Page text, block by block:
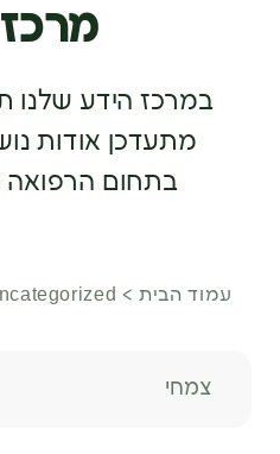
מרכז ידע
הידע שלנו תוכלו
אודות נושאים
בתחום הרפואה
Uncategorized